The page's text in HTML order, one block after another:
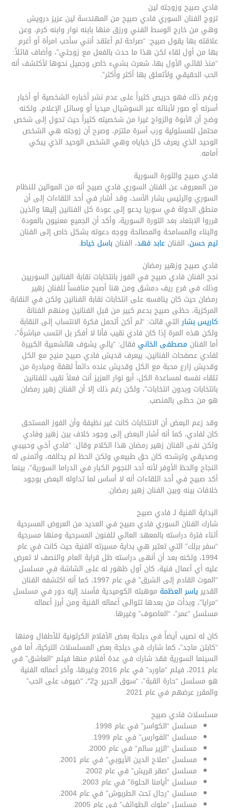
فادي صبيح وزوجته لين
تزوج الفنان السوري فادي صبيح من المهندسة لين عزيز درويش
وهي من خارج الوسط الفني ورزق منها بابنه نوار وابنه كرم، وعن
علاقته بها يقول صبيح: “صراحة لم أعتقد أنني سأحب امرأة أو أغرم
بها من أول لقاء لكن هذا ما حدث بالفعل مع زوجتي”، وأضاف قائلاً:
“منذ لقائي الأول بها، شعرت بشيء خاص وجميل نحوها لأكتشف أنه
الحب الحقيقي ولأتعلق بها أكثر وأكثر”.
ورغم ذلك فهو حريص كثيراً على عدم نشر أخباره الشخصية أو أخبار
أسرته أو صور لأبنائه عبر السوشيال ميديا أو وسائل الإعلام، ولكنه
وضح أن الأبوة والزواج غيرا من شخصيته كثيراً حيث تحول إلى شخص
محتمل للمسئولية ورب أسرة ملتزم، وصرح أن زوجته هي الشخص
الوحيد الذي يعرف كل خباياه وهي الشخص الوحيد الذي يبكي
أمامه.
فادي صبيح والثورة السورية
من المعروف عن الفنان السوري فادي صبيح أنه من الموالين للنظام
السوري والرئيس بشار الأسد، وقد أشار في أحد اللقاءات إلى أن
منطق الدولة في سوريا يدعو إلى عودة كل الفنانين إليها والذين
قرروا الابتعاد بعد الثورة السورية، وأكد أن الجميع معنيون بالعودة
والبناء والمسامحة والمصالحة ووجه دعوته بشكل خاص إلى الفنان
تيم حسن، الفنان عابد فهد، الفنان باسل خياط.
فادي صبيح وزهير رمضان
نجح الفنان فادي صبيح في الفوز بانتخابات نقابة الفنانين السوريين
وذلك في فرع ريف دمشق ومن هنا أصبح منافساً للفنان زهير
رمضان حيث كان ينافسه على انتخابات نقابة الفنانين ولكن في النقابة
المركزية، حظى صبيح بدعم كبير من قبل الفنانين ومنهم الفنانة
كاريس بشار التي قالت: “لم أكن أتحمل فكرة الانتساب إلى النقابة
ولكن هذه المرة إذا كان فادي نقيب فأنا لا أفكر بل انتسب مباشرةً”،
أما الفنان مصطفى الخاني فقال: “يالي يشوف هالشعبية الكبيرة
لفادي عصفحات الفنانين، بيعرف قديش فادي صبيح منيح مع الكل
وقديش زارع محبة مع الكل وقديش عنده دائماً لهفة ومبادرة من
تلقاء نفسه لمساعدة الكل، أبو نوار العزيز أنت فعلاً نقيب للفنانين
بانتخابات وبدون انتخابات”، ولكن رغم ذلك إلا أن الفنان زهير رمضان
هو من حظى بالمنصب.
وقد زعم البعض أن الانتخابات كانت غير نظيفة وأن الفوز المستحق
كان لفادي، كما أنه أشار البعض إلى وجود خلاف بين زهير وفادي
ولكن نفى الفنان زهير رمضان هذا الكلام وقال: “فادي أخي وحبيبي
وصديقي وترشحه كان حق طبيعي ولكن الحظ لم يحالفه، وأتمنى له
النجاح والحظ الأوفر لأنه أحد النجوم الكبار في الدراما السورية”، بينما
أكد صبيح في أحد اللقاءات أنه لا أساس لما تداوله البعض بوجود
خلافات بينه وبين الفنان زهير رمضان.
البداية الفنية لـ فادي صبيح
شارك الفنان السوري فادي صبيح في العديد من العروض المسرحية
أثناء فترة دراسته بالمعهد العالي للفنون المسرحية ومنها مسرحية
“سفر برلك” التي تعتبر هي بداية مسيرته الفنية حيث كانت في عام
1994، ولكنه بعد أن أنهى دراسته ظل قرابة العام والنصف لا تعرض
عليه أي أعمال فنية، كان أول ظهور له على الشاشة في مسلسل
“الموت القادم إلى الشرق” في عام 1997، كما أنه اكتشفه الفنان
القدير ياسر العظمة موهبته الكوميدية فأسند إليه دور في مسلسل
“مرايا”، وبدأت من بعدها تتوالى أعماله الفنية ومن أبرز أعماله
مسلسل “عمر”، “العاصوف” وغيرها.
كان له نصيب أيضاً في دبلجة بعض الأفلام الكرتونية للأطفال ومنها
“كابتن ماجد”، كما شارك في دبلجة بعض المسلسلات التركية، أما في
السينما السورية فقد شارك في عدة أفلام منها فيلم “العاشق” في
عام 2011، فيلم “ماورد” في عام 2016 وغيرها، وآخر أعماله الفنية
هو مسلسل “حارة القبة”، “سوق الحرير ج2″، “ضيوف على الحب”
والمقرر عرضهم في عام 2021.
مسلسلات فادي صبيح
مسلسل “الكواسر” في عام 1998.
مسلسل “الفوارس” في عام 1999.
مسلسل “الزير سالم” في عام 2000.
مسلسل “صلاح الدين الأيوبي” في عام 2001.
مسلسل “صقر قريش” في عام 2002.
مسلسل “أيامنا الحلوة” في عام 2003.
مسلسل “رجال تحت الطربوش” في عام 2004.
مسلسل “ملوك الطوائف” في عام 2005.